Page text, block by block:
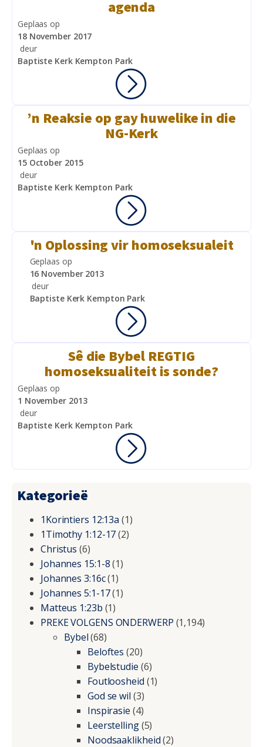
agenda
Geplaas op
18 November 2017
deur
Baptiste Kerk Kempton Park
’n Reaksie op gay huwelike in die
NG-Kerk
Geplaas op
15 October 2015
deur
Baptiste Kerk Kempton Park
'n Oplossing vir homoseksualeit
Geplaas op
16 November 2013
deur
Baptiste Kerk Kempton Park
Sê die Bybel REGTIG
homoseksualiteit is sonde?
Geplaas op
1 November 2013
deur
Baptiste Kerk Kempton Park
Kategorieë
1Korintiers 12:13a (1)
1Timothy 1:12-17(2)
Christus (6)
Johannes 15:1-8(1)
Johannes 3:16c(1)
Johannes 5:1-17(1)
Matteus 1:23b (1)
PREKE VOLGENS ONDERWERP (1,194)
Bybel(68)
Beloftes (20)
Bybelstudie (6)
Foutloosheid (1)
God se wil (3)
Inspirasie (4)
Leerstelling(5)
Noodsaaklikheid(2)